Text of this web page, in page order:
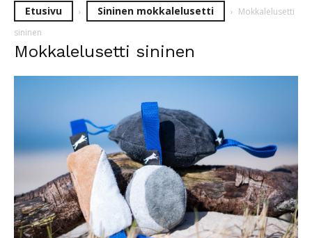
Etusivu Sininen mokkalelusetti
Mokkalelusetti
sininen
Mokkalelusetti sininen